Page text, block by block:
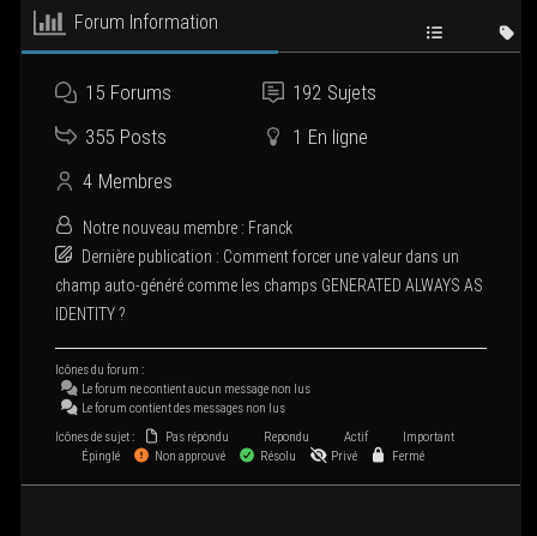
Forum Infor­ma­tion
15 Forums 192 Sujets
355 Posts 1 En ligne
4 Membres
Notre nou­veau membre : Franck
Der­nière publi­ca­tion : Com­ment for­cer une valeur dans un
champ auto-géné­ré comme les champs GENERATED ALWAYS AS
IDENTITY ?
Icônes du forum :
Le forum ne contient aucun mes­sage non lus
Le forum contient des mes­sages non lus
Icônes de sujet :
Pas répondu Repondu Actif
Important
Épinglé
Non approuvé Résolu Privé Fermé